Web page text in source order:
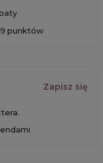
punktów
Zapisz się